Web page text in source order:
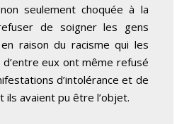
seulement choquée à la
de soigner les gens
raison du racisme qui les
eux ont même refusé
d’intolérance et de
ils avaient pu être l’objet.